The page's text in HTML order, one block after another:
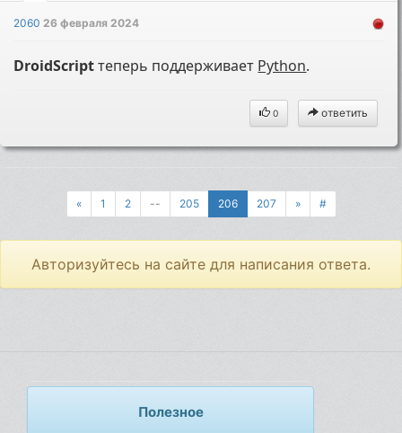
206026 февраля 2024
DroidScriptтеперь поддерживает Python.
0 ответить
« 1 2 -- 205 206 207 » #
Авторизуйтесь на сайте для написания ответа.
Полезное